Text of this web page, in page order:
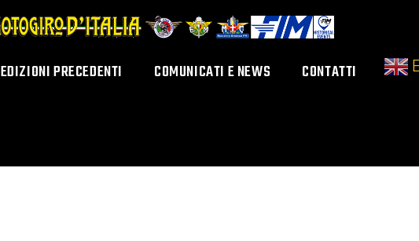
EDIZIONI PRECEDENTI COMUNICATI E NEWS CONTATTI